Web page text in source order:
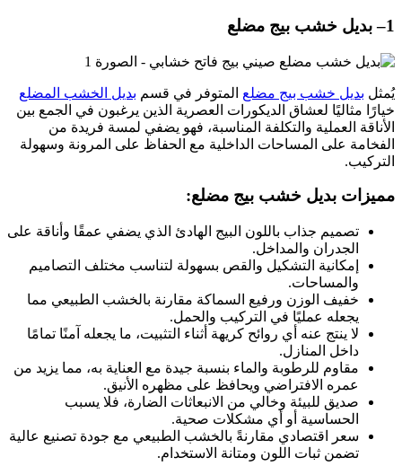
1– بديل خشب بيج مضلع
يُمثل بديل خشب بيج مضلع المتوفر في قسم بديل الخشب المضلع
خيارًا مثاليًا لعشاق الديكورات العصرية الذين يرغبون في الجمع بين
الأناقة العملية والتكلفة المناسبة، فهو يضفي لمسة فريدة من
الفخامة على المساحات الداخلية مع الحفاظ على المرونة وسهولة
التركيب.
مميزات بديل خشب بيج مضلع:
تصميم جذاب باللون البيج الهادئ الذي يضفي عمقًا وأناقة على
الجدران والمداخل.
إمكانية التشكيل والقص بسهولة لتناسب مختلف التصاميم
والمساحات.
خفيف الوزن ورفيع السماكة مقارنة بالخشب الطبيعي مما
يجعله عمليًا في التركيب والحمل.
لا ينتج عنه أي روائح كريهة أثناء التثبيت، ما يجعله آمنًا تمامًا
داخل المنازل.
مقاوم للرطوبة والماء بنسبة جيدة مع العناية به، مما يزيد من
عمره الافتراضي ويحافظ على مظهره الأنيق.
صديق للبيئة وخالي من الانبعاثات الضارة، فلا يسبب
الحساسية أو أي مشكلات صحية.
سعر اقتصادي مقارنةً بالخشب الطبيعي مع جودة تصنيع عالية
تضمن ثبات اللون ومتانة الاستخدام.